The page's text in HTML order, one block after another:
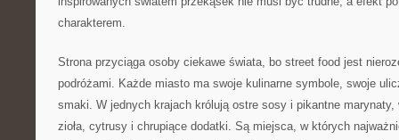
charakterem.
Strona przyciąga osoby ciekawe świata, bo street food jest
podróżami. Każde miasto ma swoje kulinarne symbole, swoje
smaki. W jednych krajach królują ostre sosy i pikantne marynaty,
zioła, cytrusy i chrupiące dodatki. Są miejsca, w których